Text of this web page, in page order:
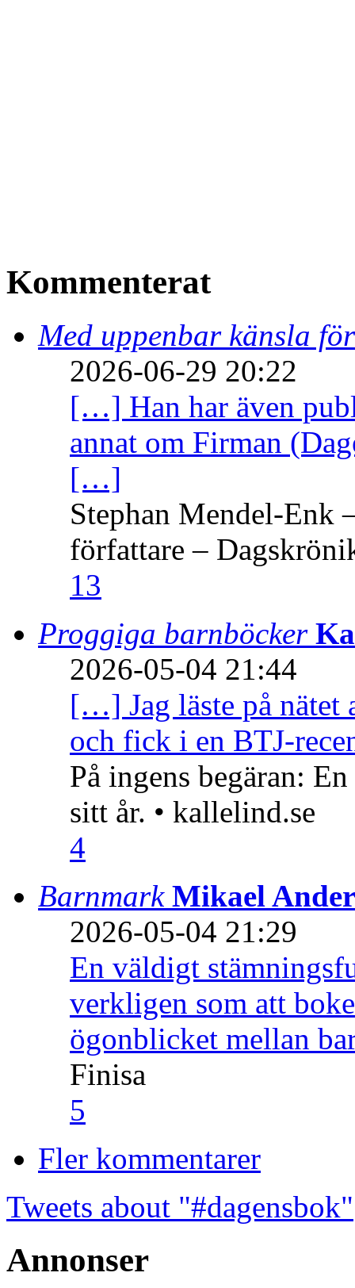
Kommenterat
Med uppenbar känsla
2026-06-29 20:22
[…] Han har även
annat om Firman
[…]
Stephan Mendel-Enk
författare –
13
Proggiga barnböcker
2026-05-04 21:44
[…] Jag läste på nätet
och fick i en BTJ-
På ingens begäran:
sitt år. • kallelind.se
4
Barnmark Mikael
2026-05-04 21:29
En väldigt
verkligen som att
ögonblicket mellan
Finisa
5
Fler kommentarer
Tweets about "#dagensbok"
Annonser